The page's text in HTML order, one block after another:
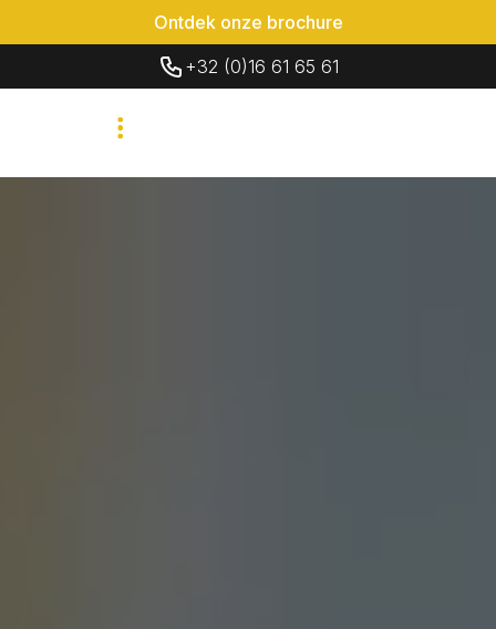
Ontdek onze brochure
+32 (0)16 61 65 61